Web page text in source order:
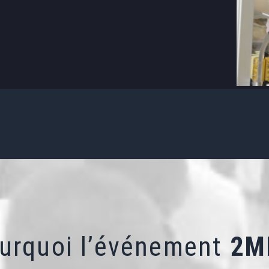
l’événement